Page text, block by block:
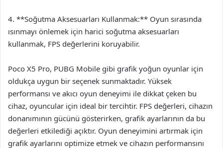
4. **Soğutma Aksesuarları Kullanmak:** Oyun sırasında
ısınmayı önlemek için harici soğutma aksesuarları
kullanmak, FPS değerlerini koruyabilir.
Poco X5 Pro, PUBG Mobile gibi grafik yoğun oyunlar için
oldukça uygun bir seçenek sunmaktadır. Yüksek
performansı ve akıcı oyun deneyimi ile dikkat çeken bu
cihaz, oyuncular için ideal bir tercihtir. FPS değerleri, cihazın
donanımının gücünü gösterirken, grafik ayarlarının da bu
değerleri etkilediği açıktır. Oyun deneyimini artırmak için
grafik ayarlarını optimize etmek ve cihazın performansını